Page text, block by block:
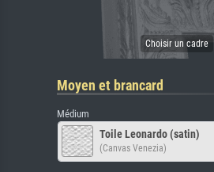
Moyen et brancard
Médium
Toile Leonardo (satin)
(Canvas Venezia)